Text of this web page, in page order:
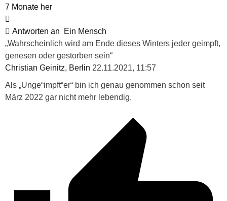
7 Monate her
Antworten an
Ein Mensch
„Wahrscheinlich wird am Ende dieses Winters jeder geimpft,
genesen oder gestorben sein“
Christian Geinitz, Berlin 22.11.2021, 11:57
Als „Unge“impft“er“ bin ich genau genommen schon seit
März 2022 gar nicht mehr lebendig.